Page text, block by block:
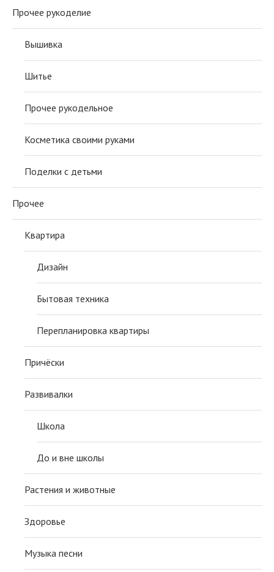
Прочее рукоделие
Вышивка
Шитье
Прочее рукодельное
Косметика своими руками
Поделки с детьми
Прочее
Квартира
Дизайн
Бытовая техника
Перепланировка квартиры
Причёски
Развивалки
Школа
До и вне школы
Растения и животные
Здоровье
Музыка песни